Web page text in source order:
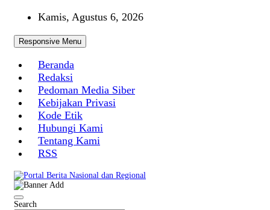
content
Kamis, Agustus 6, 2026
Responsive Menu
Beranda
Redaksi
Pedoman Media Siber
Kebijakan Privasi
Kode Etik
Hubungi Kami
Tentang Kami
RSS
Portal Berita Nasional dan Regional
Search